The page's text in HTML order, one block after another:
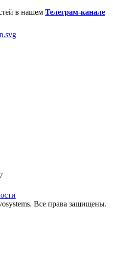
в нашем Телеграм-канале
Все права защищены.